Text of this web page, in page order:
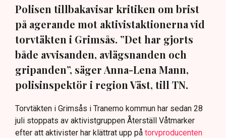
Polisen tillbakavisar kritiken om brist
på agerande mot aktivistaktionerna vid
torvtäkten i Grimsås. ”Det har gjorts
både avvisanden, avlägsnanden och
gripanden”, säger Anna-Lena Mann,
polisinspektör i region Väst, till TN.
Torvtäkten i Grimsås i Tranemo kommun har sedan 28
juli stoppats av aktivistgruppen Återställ Våtmarker
efter att aktivister har klättrat upp på torvproducenten